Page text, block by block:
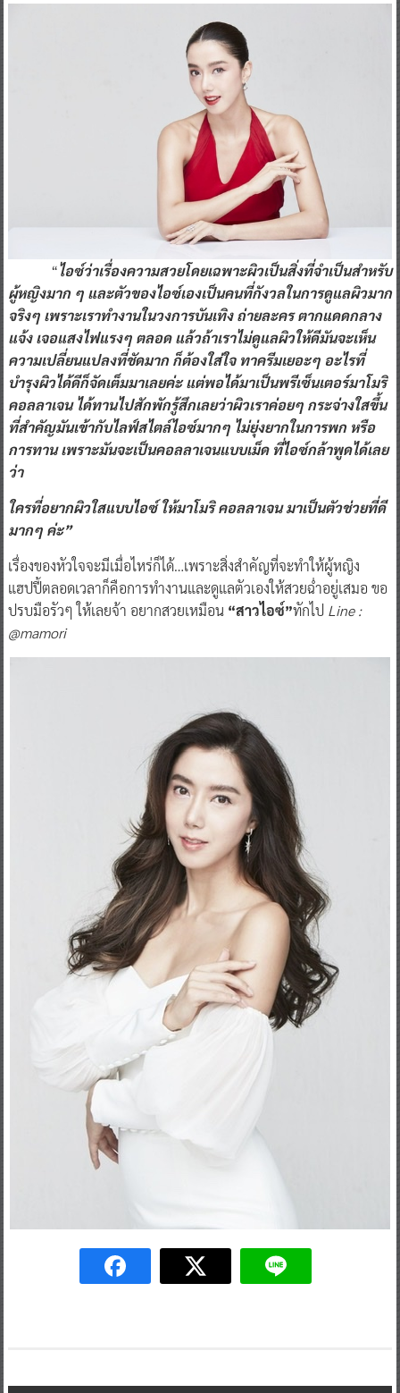
“ไอซ์ว่าเรื่องความสวยโดยเฉพาะผิวเป็นสิ่งที่จำเป็นสำหรับ
ผู้หญิงมาก ๆ และตัวของไอซ์เองเป็นคนที่กังวลในการดูแลผิวมาก
จริงๆ เพราะเราทำงานในวงการบันเทิง ถ่ายละคร ตากแดดกลาง
แจ้ง เจอแสงไฟแรงๆ ตลอด แล้วถ้าเราไม่ดูแลผิวให้ดีมันจะเห็น
ความเปลี่ยนแปลงที่ชัดมาก ก็ต้องใส่ใจ ทาครีมเยอะๆ อะไรที่
บำรุงผิวได้ดีก็จัดเต็มมาเลยค่ะ แต่พอได้มาเป็นพรีเซ็นเตอร์มาโมริ
คอลลาเจน ได้ทานไปสักพักรู้สึกเลยว่าผิวเราค่อยๆ กระจ่างใสขึ้น
ที่สำคัญมันเข้ากับไลฟ์สไตล์ไอซ์มากๆ ไม่ยุ่งยากในการพก หรือ
การทาน เพราะมันจะเป็นคอลลาเจนแบบเม็ด ที่ไอซ์กล้าพูดได้เลย
ว่า
ใครที่อยากผิวใสแบบไอซ์ ให้มาโมริ คอลลาเจน มาเป็นตัวช่วยที่ดี
มากๆ ค่ะ”
เรื่องของหัวใจจะมีเมื่อไหร่ก็ได้…เพราะสิ่งสำคัญที่จะทำให้ผู้หญิง
แฮปปี้ตลอดเวลาก็คือการทำงานและดูแลตัวเองให้สวยฉ่ำอยู่เสมอ ขอ
ปรบมือรัวๆ ให้เลยจ้า อยากสวยเหมือน “สาวไอซ์”ทักไป Line :
@mamori